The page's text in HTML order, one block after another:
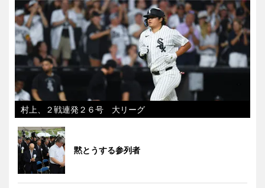
村上、２戦連発２６号 大リーグ
黙とうする参列者